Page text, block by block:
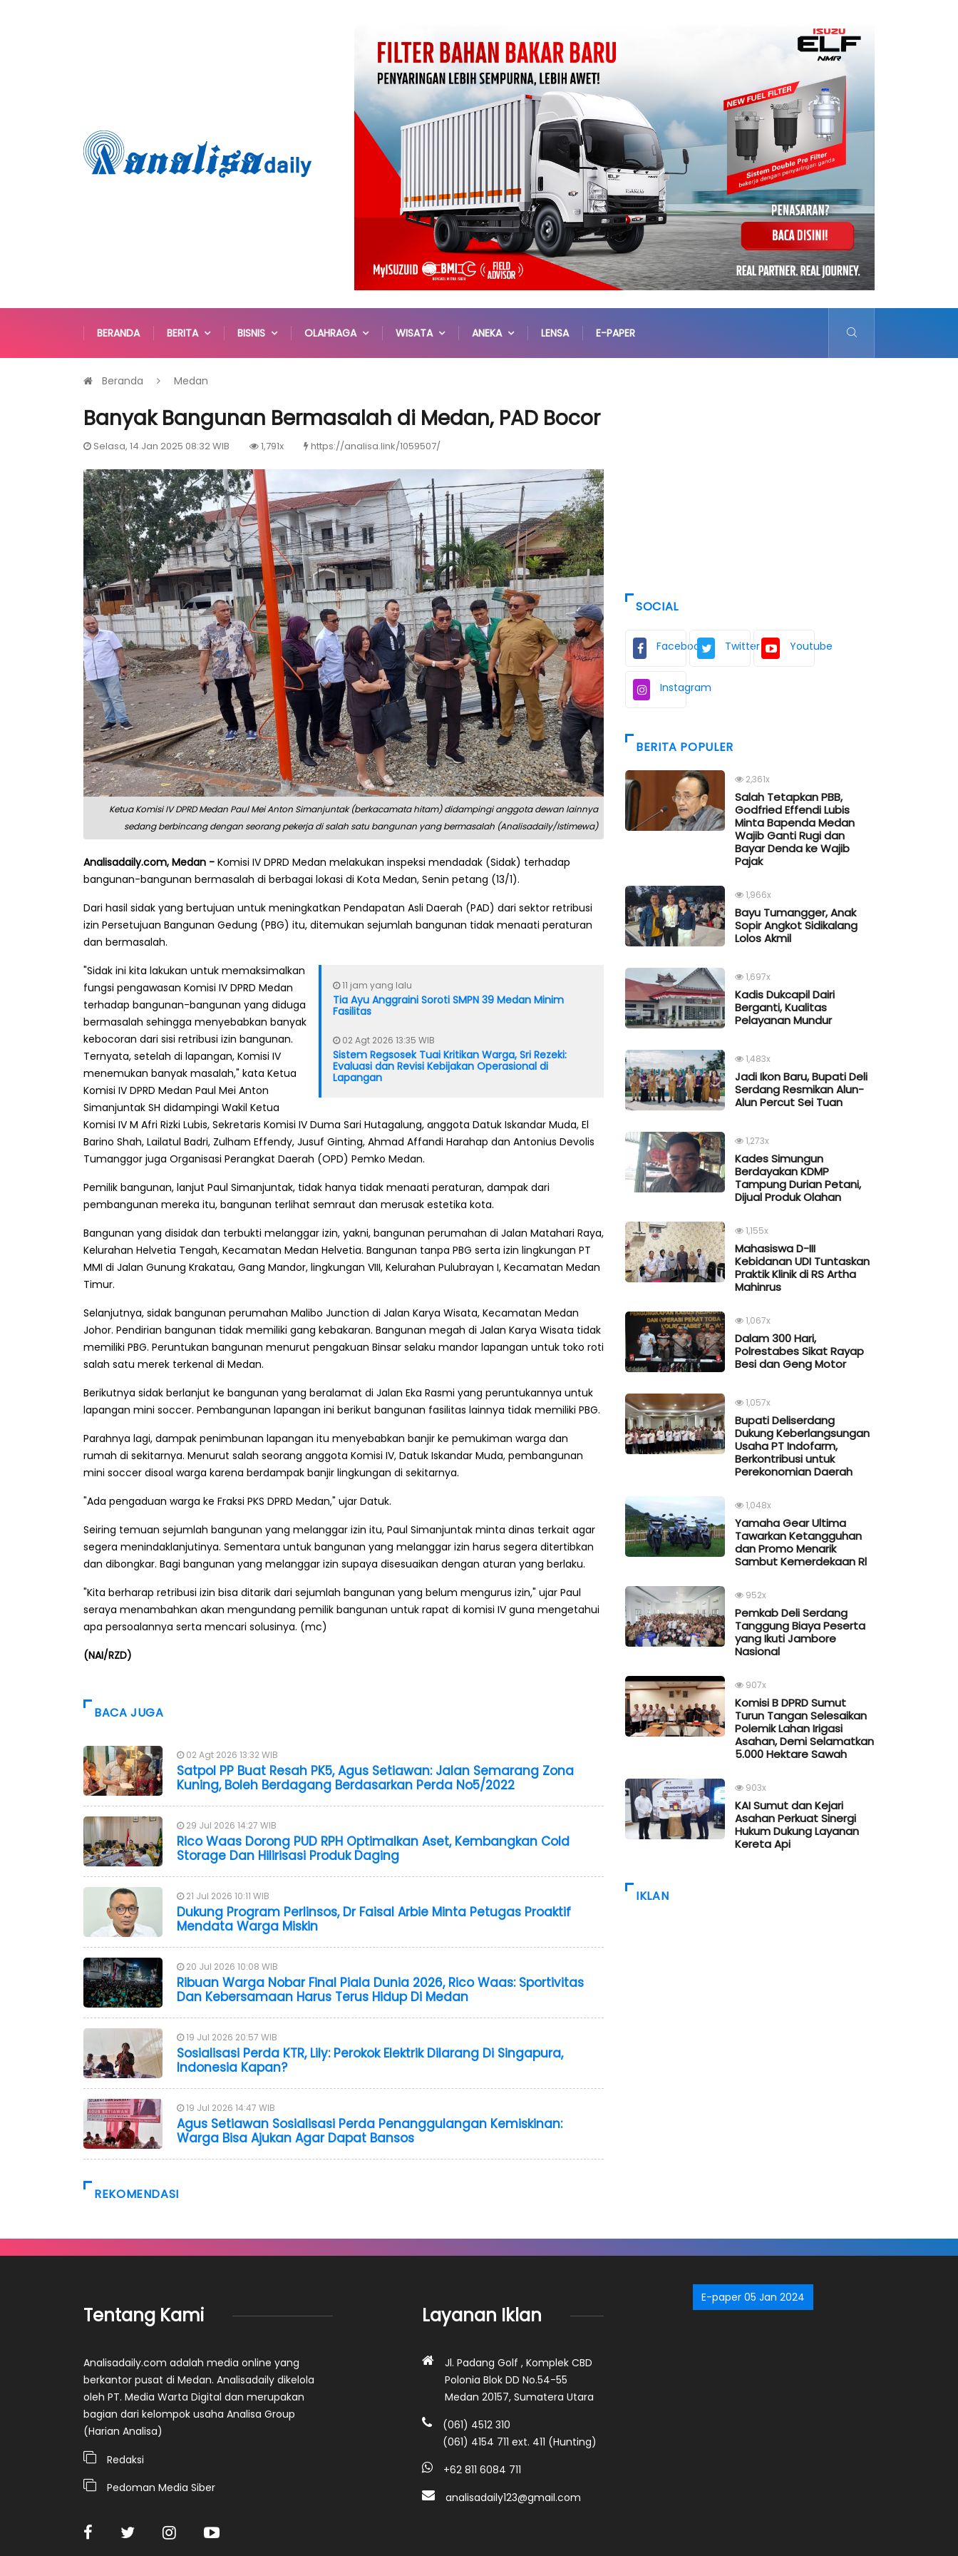
BERANDA BERITA BISNIS OLAHRAGA WISATA ANEKA LENSA E-PAPER
Beranda Medan
Banyak Bangunan Bermasalah di Medan, PAD Bocor
Selasa, 14 Jan 2025 08:32 WIB 1,791x https://analisa.link/1059507/
Ketua Komisi IV DPRD Medan Paul Mei Anton Simanjuntak (berkacamata hitam) didampingi anggota dewan lainnya
sedang berbincang dengan seorang pekerja di salah satu bangunan yang bermasalah (Analisadaily/Istimewa)
Analisadaily.com, Medan - Komisi IV DPRD Medan melakukan inspeksi mendadak (Sidak) terhadap
bangunan-bangunan bermasalah di berbagai lokasi di Kota Medan, Senin petang (13/1).
Dari hasil sidak yang bertujuan untuk meningkatkan Pendapatan Asli Daerah (PAD) dari sektor retribusi
izin Persetujuan Bangunan Gedung (PBG) itu, ditemukan sejumlah bangunan tidak menaati peraturan
dan bermasalah.
11 jam yang lalu
Tia Ayu Anggraini Soroti SMPN 39 Medan Minim
Fasilitas
02 Agt 2026 13:35 WIB
Sistem Regsosek Tuai Kritikan Warga, Sri Rezeki:
Evaluasi dan Revisi Kebijakan Operasional di
Lapangan
"Sidak ini kita lakukan untuk memaksimalkan
fungsi pengawasan Komisi IV DPRD Medan
terhadap bangunan-bangunan yang diduga
bermasalah sehingga menyebabkan banyak
kebocoran dari sisi retribusi izin bangunan.
Ternyata, setelah di lapangan, Komisi IV
menemukan banyak masalah," kata Ketua
Komisi IV DPRD Medan Paul Mei Anton
Simanjuntak SH didampingi Wakil Ketua
Komisi IV M Afri Rizki Lubis, Sekretaris Komisi IV Duma Sari Hutagalung, anggota Datuk Iskandar Muda, El
Barino Shah, Lailatul Badri, Zulham Effendy, Jusuf Ginting, Ahmad Affandi Harahap dan Antonius Devolis
Tumanggor juga Organisasi Perangkat Daerah (OPD) Pemko Medan.
Pemilik bangunan, lanjut Paul Simanjuntak, tidak hanya tidak menaati peraturan, dampak dari
pembangunan mereka itu, bangunan terlihat semraut dan merusak estetika kota.
Bangunan yang disidak dan terbukti melanggar izin, yakni, bangunan perumahan di Jalan Matahari Raya,
Kelurahan Helvetia Tengah, Kecamatan Medan Helvetia. Bangunan tanpa PBG serta izin lingkungan PT
MMI di Jalan Gunung Krakatau, Gang Mandor, lingkungan VIII, Kelurahan Pulubrayan I, Kecamatan Medan
Timur.
Selanjutnya, sidak bangunan perumahan Malibo Junction di Jalan Karya Wisata, Kecamatan Medan
Johor. Pendirian bangunan tidak memiliki gang kebakaran. Bangunan megah di Jalan Karya Wisata tidak
memiliki PBG. Peruntukan bangunan menurut pengakuan Binsar selaku mandor lapangan untuk toko roti
salah satu merek terkenal di Medan.
Berikutnya sidak berlanjut ke bangunan yang beralamat di Jalan Eka Rasmi yang peruntukannya untuk
lapangan mini soccer. Pembangunan lapangan ini berikut bangunan fasilitas lainnya tidak memiliki PBG.
Parahnya lagi, dampak penimbunan lapangan itu menyebabkan banjir ke pemukiman warga dan
rumah di sekitarnya. Menurut salah seorang anggota Komisi IV, Datuk Iskandar Muda, pembangunan
mini soccer disoal warga karena berdampak banjir lingkungan di sekitarnya.
"Ada pengaduan warga ke Fraksi PKS DPRD Medan," ujar Datuk.
Seiring temuan sejumlah bangunan yang melanggar izin itu, Paul Simanjuntak minta dinas terkait agar
segera menindaklanjutinya. Sementara untuk bangunan yang melanggar izin harus segera ditertibkan
dan dibongkar. Bagi bangunan yang melanggar izin supaya disesuaikan dengan aturan yang berlaku.
"Kita berharap retribusi izin bisa ditarik dari sejumlah bangunan yang belum mengurus izin," ujar Paul
seraya menambahkan akan mengundang pemilik bangunan untuk rapat di komisi IV guna mengetahui
apa persoalannya serta mencari solusinya. (mc)
(NAI/RZD)
BACA JUGA
02 Agt 2026 13:32 WIB
Satpol PP Buat Resah PK5, Agus Setiawan: Jalan Semarang Zona
Kuning, Boleh Berdagang Berdasarkan Perda No5/2022
29 Jul 2026 14:27 WIB
Rico Waas Dorong PUD RPH Optimalkan Aset, Kembangkan Cold
Storage Dan Hilirisasi Produk Daging
21 Jul 2026 10:11 WIB
Dukung Program Perlinsos, Dr Faisal Arbie Minta Petugas Proaktif
Mendata Warga Miskin
20 Jul 2026 10:08 WIB
Ribuan Warga Nobar Final Piala Dunia 2026, Rico Waas: Sportivitas
Dan Kebersamaan Harus Terus Hidup Di Medan
19 Jul 2026 20:57 WIB
Sosialisasi Perda KTR, Lily: Perokok Elektrik Dilarang Di Singapura,
Indonesia Kapan?
19 Jul 2026 14:47 WIB
Agus Setiawan Sosialisasi Perda Penanggulangan Kemiskinan:
Warga Bisa Ajukan Agar Dapat Bansos
REKOMENDASI
SOCIAL
Facebook Twitter Youtube
Instagram
BERITA POPULER
2,361x
Salah Tetapkan PBB,
Godfried Effendi Lubis
Minta Bapenda Medan
Wajib Ganti Rugi dan
Bayar Denda ke Wajib
Pajak
1,966x
Bayu Tumangger, Anak
Sopir Angkot Sidikalang
Lolos Akmil
1,697x
Kadis Dukcapil Dairi
Berganti, Kualitas
Pelayanan Mundur
1,483x
Jadi Ikon Baru, Bupati Deli
Serdang Resmikan Alun-
Alun Percut Sei Tuan
1,273x
Kades Simungun
Berdayakan KDMP
Tampung Durian Petani,
Dijual Produk Olahan
1,155x
Mahasiswa D-III
Kebidanan UDI Tuntaskan
Praktik Klinik di RS Artha
Mahinrus
1,067x
Dalam 300 Hari,
Polrestabes Sikat Rayap
Besi dan Geng Motor
1,057x
Bupati Deliserdang
Dukung Keberlangsungan
Usaha PT Indofarm,
Berkontribusi untuk
Perekonomian Daerah
1,048x
Yamaha Gear Ultima
Tawarkan Ketangguhan
dan Promo Menarik
Sambut Kemerdekaan Rl
952x
Pemkab Deli Serdang
Tanggung Biaya Peserta
yang Ikuti Jambore
Nasional
907x
Komisi B DPRD Sumut
Turun Tangan Selesaikan
Polemik Lahan Irigasi
Asahan, Demi Selamatkan
5.000 Hektare Sawah
903x
KAI Sumut dan Kejari
Asahan Perkuat Sinergi
Hukum Dukung Layanan
Kereta Api
IKLAN
Tentang Kami
Analisadaily.com adalah media online yang
berkantor pusat di Medan. Analisadaily dikelola
oleh PT. Media Warta Digital dan merupakan
bagian dari kelompok usaha Analisa Group
(Harian Analisa)
Redaksi
Pedoman Media Siber
Layanan Iklan
Jl. Padang Golf , Komplek CBD
Polonia Blok DD No.54-55
Medan 20157, Sumatera Utara
(061) 4512 310
(061) 4154 711 ext. 411 (Hunting)
+62 811 6084 711
analisadaily123@gmail.com
E-paper 05 Jan 2024